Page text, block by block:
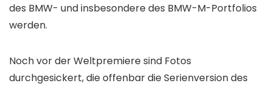
des BMW- und insbesondere des BMW-M-Portfolios
werden.
Noch vor der Weltpremiere sind Fotos
durchgesickert, die offenbar die Serienversion des